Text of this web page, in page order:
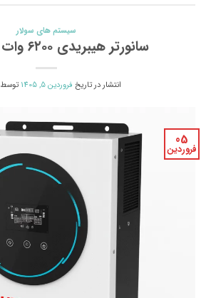
سیستم های سولار
سانورتر هیبریدی ۶۲۰۰ وات هونامیک:
انتشار در تاریخ فروردین 5, 1405 توسط
05
فروردین